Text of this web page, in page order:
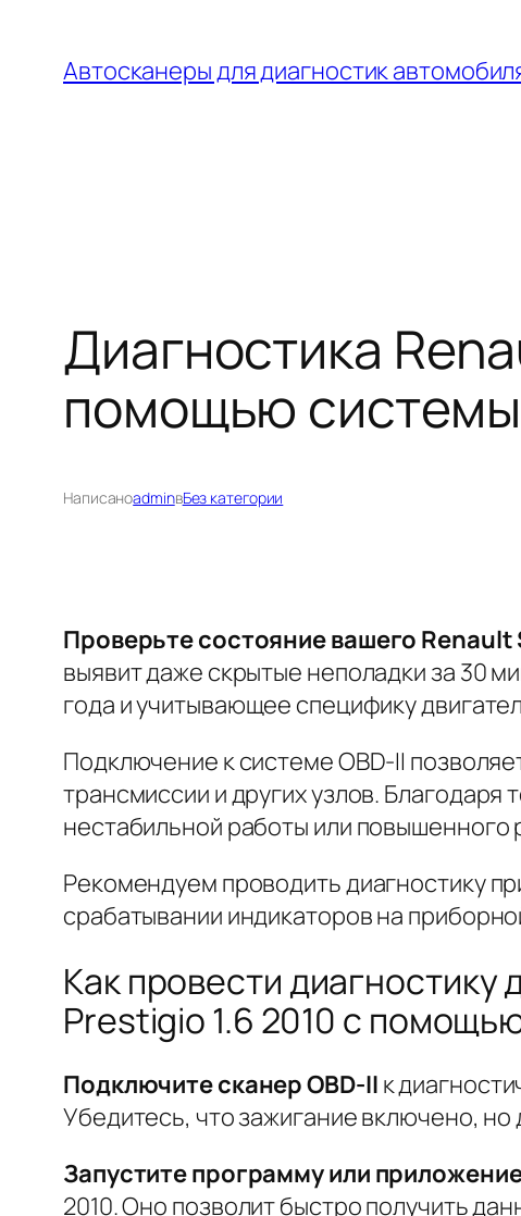
содержимому
Автосканеры для диагностик
Диагностика
помощью системы
НаписаноadminвБез категории
Проверьте состояние вашего
выявит даже скрытые неполадки за 30
года и учитывающее специфику
Подключение к системе OBD-II
трансмиссии и других узлов. Благодаря
нестабильной работы или повышенного
Рекомендуем проводить диагностику
срабатывании индикаторов на
Как провести
Prestigio 1.6 2010 с
Подключите сканер OBD-II к
Убедитесь, что зажигание включено, но
Запустите программу или
2010. Оно позволит быстро получить